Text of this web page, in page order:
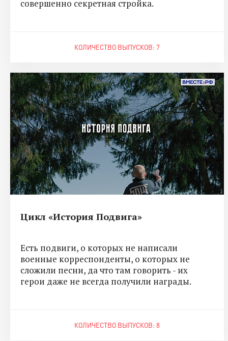
совершенно секретная стройка.
КОЛИЧЕСТВО ВЫПУСКОВ: 7
Цикл «История Подвига»
Есть подвиги, о которых не написали
военные корреспонденты, о которых не
сложили песни, да что там говорить - их
герои даже не всегда получили награды.
КОЛИЧЕСТВО ВЫПУСКОВ: 8